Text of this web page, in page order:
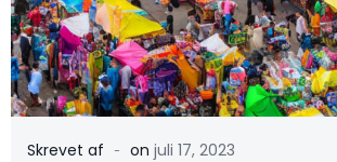
Skrevet af - on juli 17, 2023